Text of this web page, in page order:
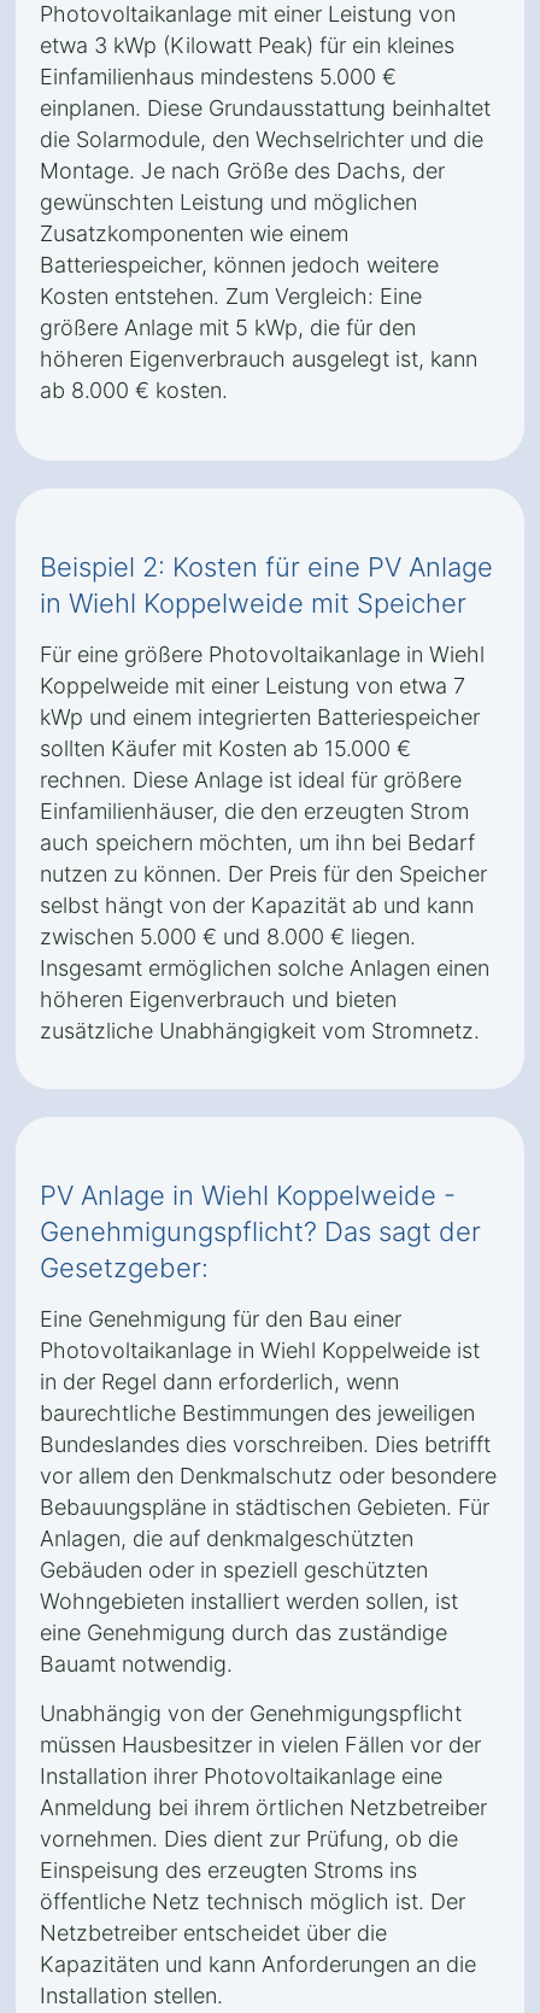
Photovoltaikanlage mit einer Leistung von
etwa 3 kWp (Kilowatt Peak) für ein kleines
Einfamilienhaus mindestens 5.000 €
einplanen. Diese Grundausstattung beinhaltet
die Solarmodule, den Wechselrichter und die
Montage. Je nach Größe des Dachs, der
gewünschten Leistung und möglichen
Zusatzkomponenten wie einem
Batteriespeicher, können jedoch weitere
Kosten entstehen. Zum Vergleich: Eine
größere Anlage mit 5 kWp, die für den
höheren Eigenverbrauch ausgelegt ist, kann
ab 8.000 € kosten.
Beispiel 2: Kosten für eine PV Anlage
in Wiehl Koppelweide mit Speicher
Für eine größere Photovoltaikanlage in Wiehl
Koppelweide mit einer Leistung von etwa 7
kWp und einem integrierten Batteriespeicher
sollten Käufer mit Kosten ab 15.000 €
rechnen. Diese Anlage ist ideal für größere
Einfamilienhäuser, die den erzeugten Strom
auch speichern möchten, um ihn bei Bedarf
nutzen zu können. Der Preis für den Speicher
selbst hängt von der Kapazität ab und kann
zwischen 5.000 € und 8.000 € liegen.
Insgesamt ermöglichen solche Anlagen einen
höheren Eigenverbrauch und bieten
zusätzliche Unabhängigkeit vom Stromnetz.
PV Anlage in Wiehl Koppelweide -
Genehmigungspflicht? Das sagt der
Gesetzgeber:
Eine Genehmigung für den Bau einer
Photovoltaikanlage in Wiehl Koppelweide ist
in der Regel dann erforderlich, wenn
baurechtliche Bestimmungen des jeweiligen
Bundeslandes dies vorschreiben. Dies betrifft
vor allem den Denkmalschutz oder besondere
Bebauungspläne in städtischen Gebieten. Für
Anlagen, die auf denkmalgeschützten
Gebäuden oder in speziell geschützten
Wohngebieten installiert werden sollen, ist
eine Genehmigung durch das zuständige
Bauamt notwendig.
Unabhängig von der Genehmigungspflicht
müssen Hausbesitzer in vielen Fällen vor der
Installation ihrer Photovoltaikanlage eine
Anmeldung bei ihrem örtlichen Netzbetreiber
vornehmen. Dies dient zur Prüfung, ob die
Einspeisung des erzeugten Stroms ins
öffentliche Netz technisch möglich ist. Der
Netzbetreiber entscheidet über die
Kapazitäten und kann Anforderungen an die
Installation stellen.